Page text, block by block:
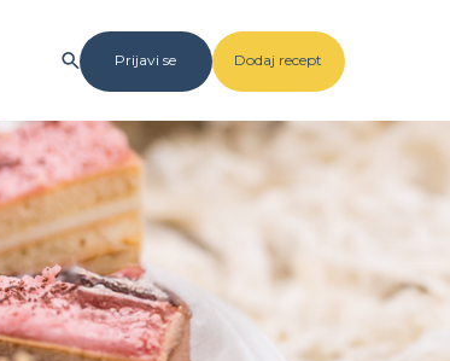
Prijavi se Dodaj recept